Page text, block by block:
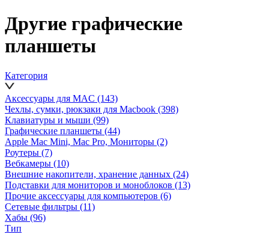
Другие графические
планшеты
Категория
Аксессуары для MAC (143)
Чехлы, сумки, рюкзаки для Macbook (398)
Клавиатуры и мыши (99)
Графические планшеты (44)
Apple Mac Mini, Mac Pro, Мониторы (2)
Роутеры (7)
Вебкамеры (10)
Внешние накопители, хранение данных (24)
Подставки для мониторов и моноблоков (13)
Прочие аксессуары для компьютеров (6)
Сетевые фильтры (11)
Хабы (96)
Тип